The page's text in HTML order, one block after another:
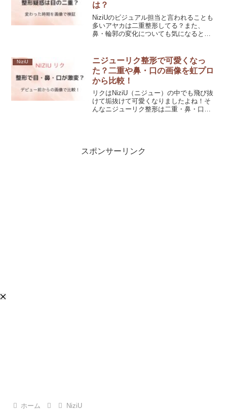
は？
NiziUのビジュアル担当と言われることも
多いアヤカは二重整形してる？また、
鼻・輪郭の変化についても気になるとこ
査しつつ、すっぴん画像も紹介します。
NiziU
ニジューリク整形で可愛くなっ
た？二重や鼻・口の画像を虹プロ
から比較！
リクはNiziU（ニジュー）の中でも飛び抜
けて垢抜けて可愛くなりましたよね！そ
んなニジューリク整形は二重・鼻・口っ
スポンサーリンク
ホーム NiziU